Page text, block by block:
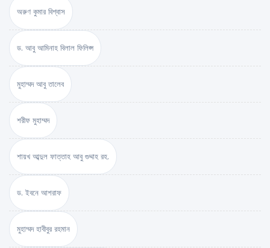
অরুণ কুমার বিশ্বাস
ড. আবু আমিনাহ বিলাল ফিলিপ্স
মুহাম্মদ আবু তালেব
শরীফ মুহাম্মদ
শায়খ আব্দুল ফাত্তাহ আবু গুদ্দাহ রহ.
ড. ইবনে আশরাফ
মুহাম্মদ হাবীবুর রহমান